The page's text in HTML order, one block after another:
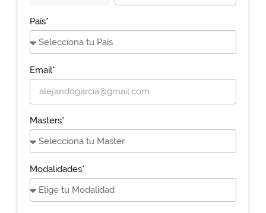
País*
Email*
Masters*
Modalidades*